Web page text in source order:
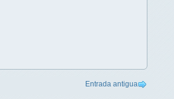
Entrada antigua